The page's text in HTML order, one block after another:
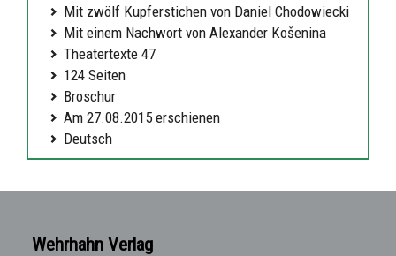
Mit zwölf Kupferstichen von Daniel Chodowiecki
Mit einem Nachwort von Alexander Košenina
Theatertexte 47
124 Seiten
Broschur
Am 27.08.2015 erschienen
Deutsch
Wehrhahn Verlag